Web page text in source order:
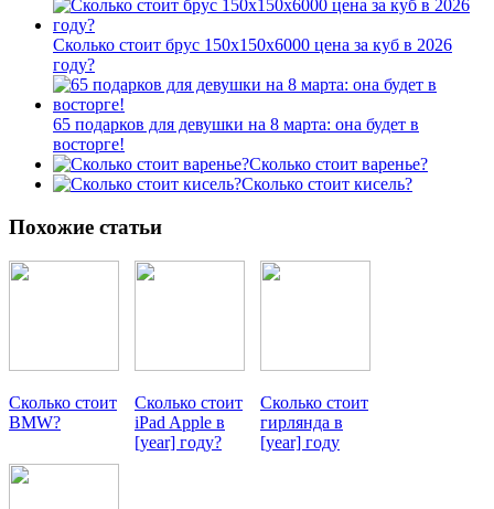
Сколько стоит брус 150х150х6000 цена за куб в 2026
году?
65 подарков для девушки на 8 марта: она будет в
восторге!
Сколько стоит варенье?
Сколько стоит кисель?
Похожие статьи
Сколько стоит
BMW?
Сколько стоит
iPad Apple в
[year] году?
Сколько стоит
гирлянда в
[year] году